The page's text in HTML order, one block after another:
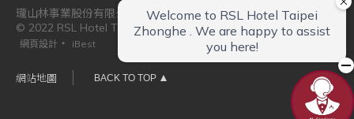
瓏山林事業股份有限公司 統編：16602154
© 2022 RSL Hotel Taipei Zhonghe. All Rights Reserved.
網頁設計 ‧ iBest
網站地圖 BACK TO TOP